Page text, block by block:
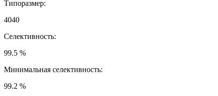
Типоразмер:
4040
Селективность:
99.5 %
Минимальная селективность:
99.2 %